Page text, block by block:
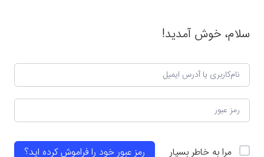
سلام، خوش آمدید!
مرا به خاطر بسپار رمز عبور خود را فراموش کرده اید؟